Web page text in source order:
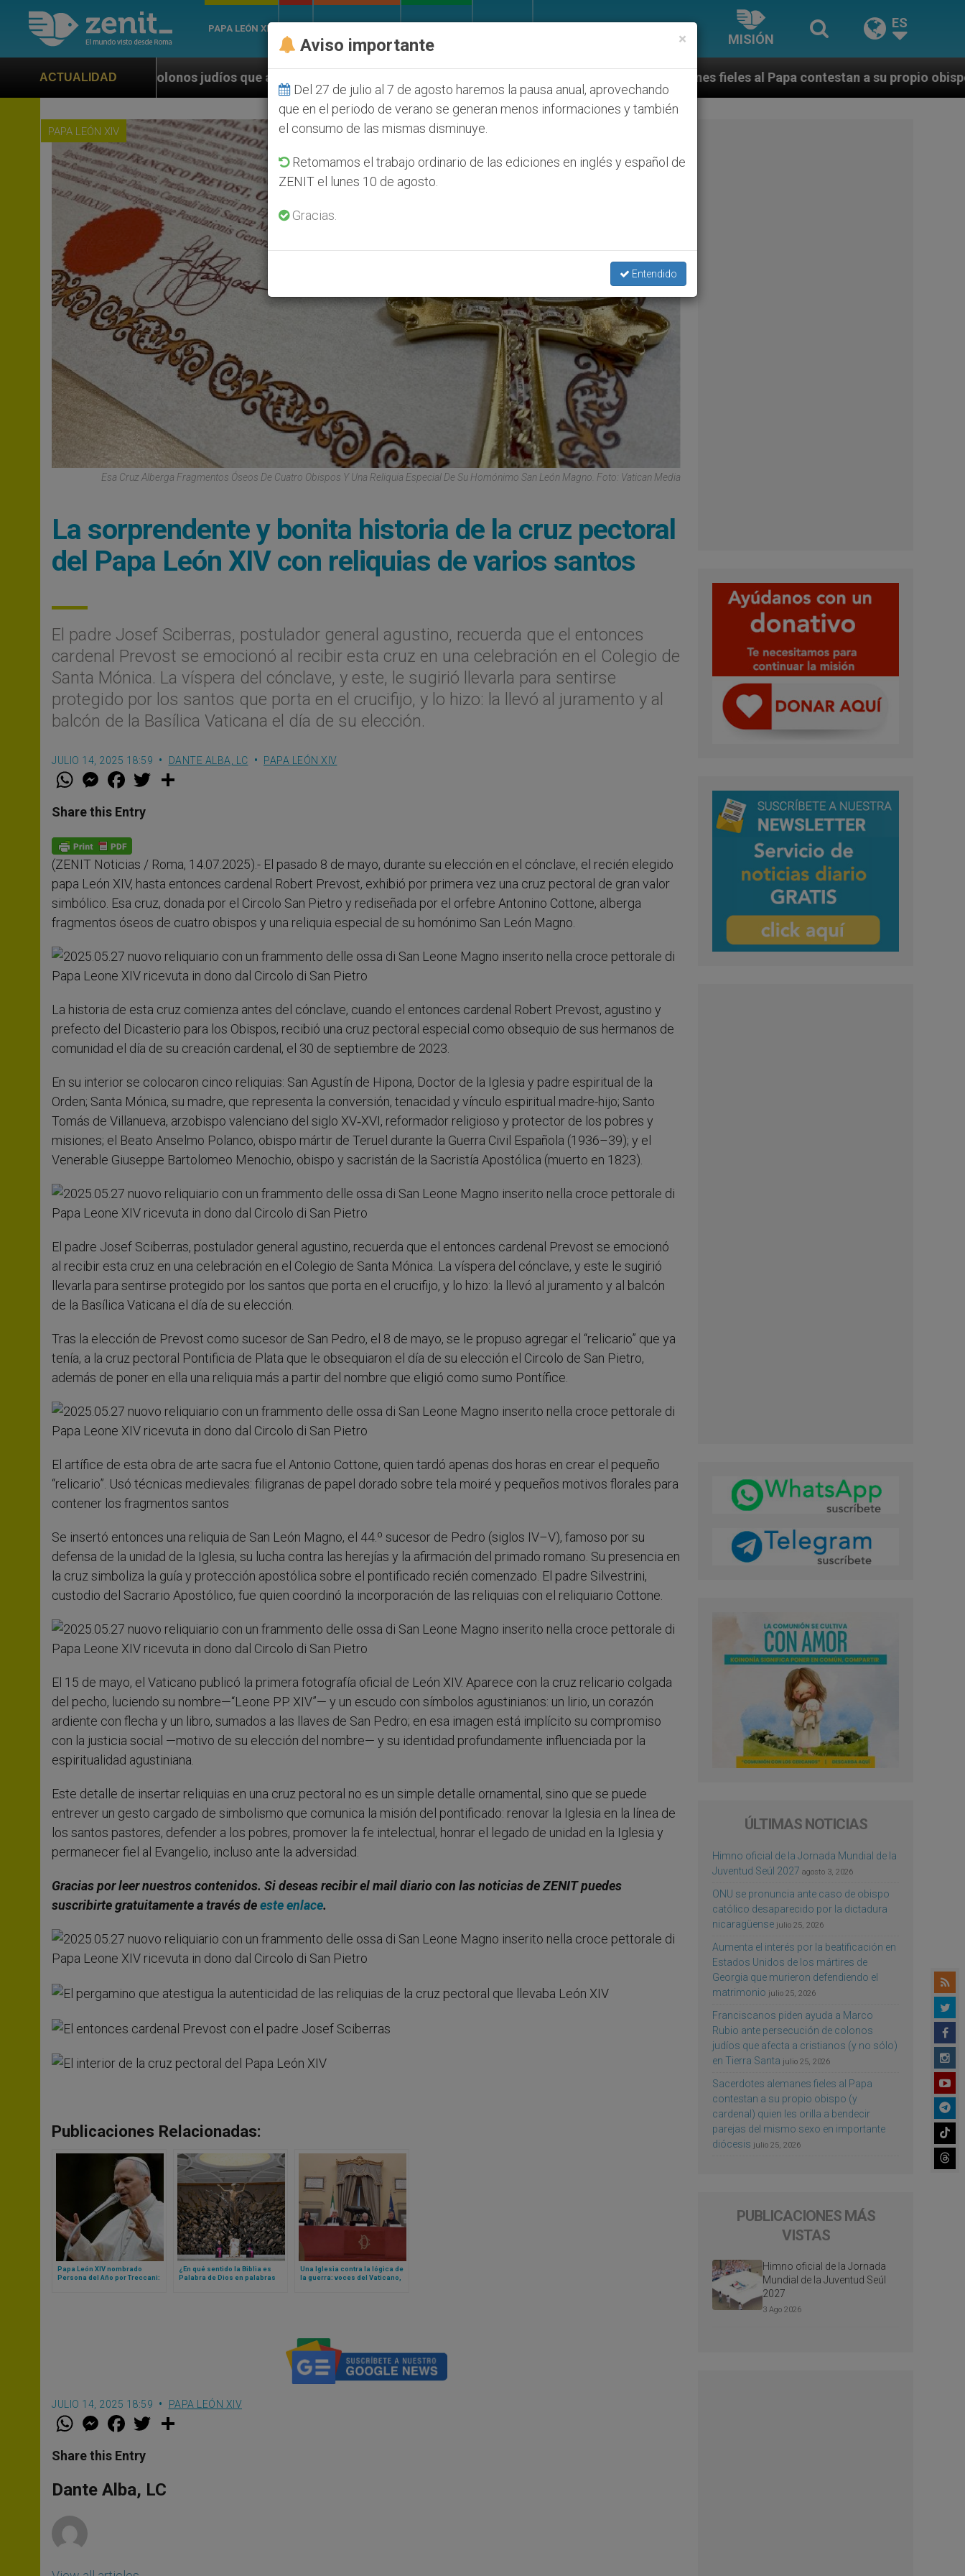
PAPA LEÓN XIV
MISIÓN
ES
ACTUALIDAD
judíos que afecta a cristianos (y no sólo) en Tierra Santa Sacerdotes alemanes fieles al Papa contestan a su propio obispo (y cardenal) quien les
PAPA LEÓN XIV
Esa Cruz Alberga Fragmentos Óseos De Cuatro Obispos Y Una Reliquia Especial De Su Homónimo San León Magno. Foto: Vatican Media
La sorprendente y bonita historia de la cruz pectoral
del Papa León XIV con reliquias de varios santos
El padre Josef Sciberras, postulador general agustino, recuerda que el entonces
cardenal Prevost se emocionó al recibir esta cruz en una celebración en el Colegio de
Santa Mónica. La víspera del cónclave, y este, le sugirió llevarla para sentirse
protegido por los santos que porta en el crucifijo, y lo hizo: la llevó al juramento y al
balcón de la Basílica Vaticana el día de su elección.
JULIO 14, 2025 18:59 DANTE ALBA, LC PAPA LEÓN XIV
W
t
s
p
p
M
e
s
e
g
e
r
F
a
e
b
o
k
w
Share this Entry
(ZENIT Noticias / Roma, 14.07.2025).- El pasado 8 de mayo, durante su elección en el cónclave, el recién elegido
papa León XIV, hasta entonces cardenal Robert Prevost, exhibió por primera vez una cruz pectoral de gran valor
simbólico. Esa cruz, donada por el Circolo San Pietro y rediseñada por el orfebre Antonino Cottone, alberga
fragmentos óseos de cuatro obispos y una reliquia especial de su homónimo San León Magno.
La historia de esta cruz comienza antes del cónclave, cuando el entonces cardenal Robert Prevost, agustino y
prefecto del Dicasterio para los Obispos, recibió una cruz pectoral especial como obsequio de sus hermanos de
comunidad el día de su creación cardenal, el 30 de septiembre de 2023.
En su interior se colocaron cinco reliquias: San Agustín de Hipona, Doctor de la Iglesia y padre espiritual de la
Orden; Santa Mónica, su madre, que representa la conversión, tenacidad y vínculo espiritual madre-hijo; Santo
Tomás de Villanueva, arzobispo valenciano del siglo XV‑XVI, reformador religioso y protector de los pobres y
misiones; el Beato Anselmo Polanco, obispo mártir de Teruel durante la Guerra Civil Española (1936–39); y el
Venerable Giuseppe Bartolomeo Menochio, obispo y sacristán de la Sacristía Apostólica (muerto en 1823).
El padre Josef Sciberras, postulador general agustino, recuerda que el entonces cardenal Prevost se emocionó
al recibir esta cruz en una celebración en el Colegio de Santa Mónica. La víspera del cónclave, y este le sugirió
llevarla para sentirse protegido por los santos que porta en el crucifijo, y lo hizo: la llevó al juramento y al balcón
de la Basílica Vaticana el día de su elección.
Tras la elección de Prevost como sucesor de San Pedro, el 8 de mayo, se le propuso agregar el “relicario” que ya
tenía, a la cruz pectoral Pontificia de Plata que le obsequiaron el día de su elección el Circolo de San Pietro,
además de poner en ella una reliquia más a partir del nombre que eligió como sumo Pontífice.
El artífice de esta obra de arte sacra fue el Antonio Cottone, quien tardó apenas dos horas en crear el pequeño
“relicario”. Usó técnicas medievales: filigranas de papel dorado sobre tela moiré y pequeños motivos florales para
contener los fragmentos santos
Se insertó entonces una reliquia de San León Magno, el 44.º sucesor de Pedro (siglos IV–V), famoso por su
defensa de la unidad de la Iglesia, su lucha contra las herejías y la afirmación del primado romano. Su presencia en
la cruz simboliza la guía y protección apostólica sobre el pontificado recién comenzado. El padre Silvestrini,
custodio del Sacrario Apostólico, fue quien coordinó la incorporación de las reliquias con el reliquiario Cottone.
El 15 de mayo, el Vaticano publicó la primera fotografía oficial de León XIV. Aparece con la cruz relicario colgada
del pecho, luciendo su nombre—“Leone PP. XIV”— y un escudo con símbolos agustinianos: un lirio, un corazón
ardiente con flecha y un libro, sumados a las llaves de San Pedro; en esa imagen está implícito su compromiso
con la justicia social —motivo de su elección del nombre— y su identidad profundamente influenciada por la
espiritualidad agustiniana.
Este detalle de insertar reliquias en una cruz pectoral no es un simple detalle ornamental, sino que se puede
entrever un gesto cargado de simbolismo que comunica la misión del pontificado: renovar la Iglesia en la línea de
los santos pastores, defender a los pobres, promover la fe intelectual, honrar el legado de unidad en la Iglesia y
permanecer fiel al Evangelio, incluso ante la adversidad.
Gracias por leer nuestros contenidos. Si deseas recibir el mail diario con las noticias de ZENIT puedes
suscribirte gratuitamente a través deeste enlace.
Publicaciones Relacionadas:
Papa León XIV nombrado
Persona del Año por Treccani:
¿En qué sentido la Biblia es
Palabra de Dios en palabras
Una Iglesia contra la lógica de
la guerra: voces del Vaticano,
JULIO 14, 2025 18:59 PAPA LEÓN XIV
W
t
s
p
p
M
e
s
e
g
e
F
a
e
b
o
k
w
r
Share this Entry
Dante Alba, LC
ÚLTIMAS NOTICIAS
Himno oficial de la Jornada Mundial de la
Juventud Seúl 2027 agosto 3, 2026
ONU se pronuncia ante caso de obispo
católico desaparecido por la dictadura
nicaragüense julio 25, 2026
Aumenta el interés por la beatificación en
Estados Unidos de los mártires de
Georgia que murieron defendiendo el
matrimonio julio 25, 2026
Franciscanos piden ayuda a Marco
Rubio ante persecución de colonos
judíos que afecta a cristianos (y no sólo)
en Tierra Santa julio 25, 2026
Sacerdotes alemanes fieles al Papa
contestan a su propio obispo (y
cardenal) quien les orilla a bendecir
parejas del mismo sexo en importante
diócesis julio 25, 2026
PUBLICACIONES MÁS
VISTAS
Himno oficial de la Jornada
Mundial de la Juventud Seúl
2027
3 Ago 2026
×
Aviso importante
Del 27 de julio al 7 de agosto haremos la pausa anual, aprovechando
que en el periodo de verano se generan menos informaciones y también
el consumo de las mismas disminuye.
Retomamos el trabajo ordinario de las ediciones en inglés y español de
ZENIT el lunes 10 de agosto.
Gracias.
Entendido